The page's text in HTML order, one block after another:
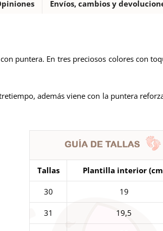
Envíos, cambios y
puntera. En tres preciosos colores con
además viene con la puntera
Tallas Plantilla interior
30 19
31 19,5